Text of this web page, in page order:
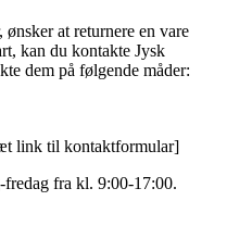
at returnere en vare
kan du kontakte Jysk
dem på følgende måder:
link til kontaktformular]
fra kl. 9:00-17:00.